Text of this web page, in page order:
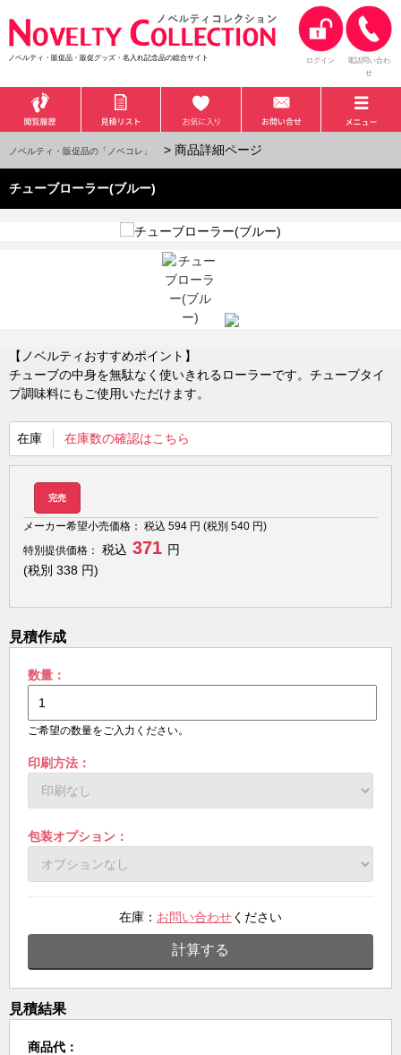
ノベルティ・販促品・販促グッズ・名入れ記念品の総合サイト ログイン
電話問い合わ
せ
ノベルティ・販促品の「ノベコレ」 > 商品詳細ページ
チューブローラー(ブルー)
【ノベルティおすすめポイント】
チューブの中身を無駄なく使いきれるローラーです。チューブタイ
プ調味料にもご使用いただけます。
在庫 在庫数の確認はこちら
完売
メーカー希望小売価格： 税込 594 円 (税別 540 円)
特別提供価格：
税込 371 円
(税別 338 円)
見積作成
数量：
ご希望の数量をご入力ください。
印刷方法：
包装オプション：
在庫： お問い合わせください
計算する
見積結果
商品代：